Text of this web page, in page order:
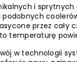
i
przez cały
temperaturę
w technologii